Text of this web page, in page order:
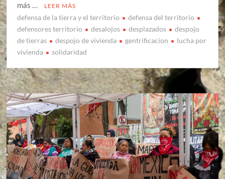
más …
LEER MÁS
defensa de la tierra y el territorio
defensa del territorio
defensores territorio
desalojos desplazados
despojo
de tierras
despojo de vivienda gentrificacion
lucha por
vivienda
solidaridad